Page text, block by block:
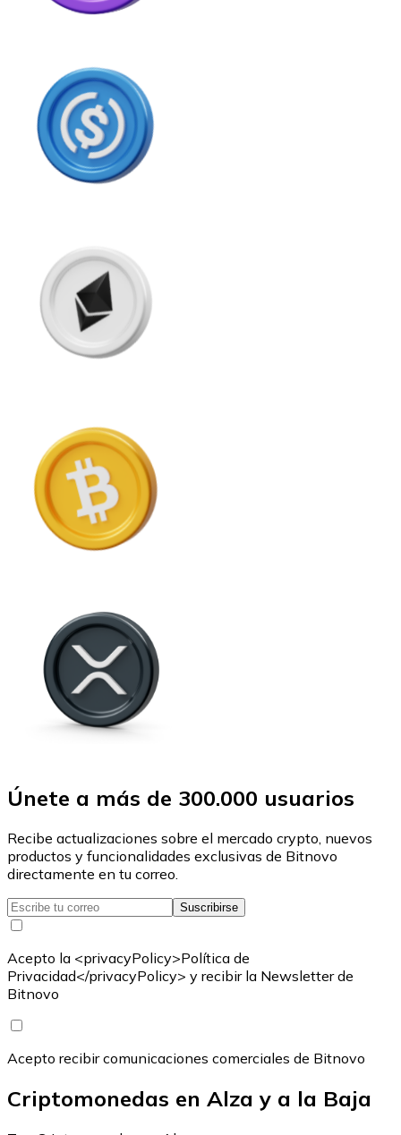
Únete a más de 300.000 usuarios
Recibe actualizaciones sobre el mercado crypto, nuevos
productos y funcionalidades exclusivas de Bitnovo
directamente en tu correo.
Suscribirse
Acepto la <privacyPolicy>Política de
Privacidad</privacyPolicy> y recibir la Newsletter de
Bitnovo
Acepto recibir comunicaciones comerciales de Bitnovo
Criptomonedas en Alza y a la Baja